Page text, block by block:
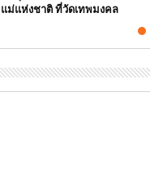
แม่แห่งชาติ ที่วัดเทพมงคล